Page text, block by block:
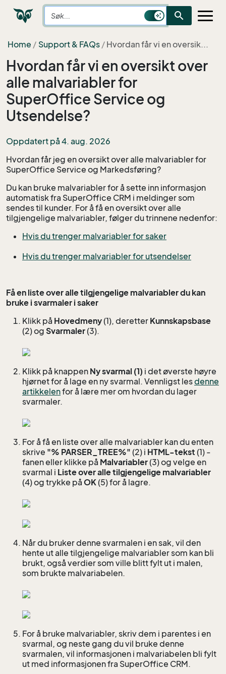
search
Home Support & FAQs Hvordan får vi en oversik...
Hvordan får vi en oversikt over
alle malvariabler for
SuperOffice Service og
Utsendelse?
Oppdatert på 4. aug. 2026
Hvordan får jeg en oversikt over alle malvariabler for
SuperOffice Service og Markedsføring?
Du kan bruke malvariabler for å sette inn informasjon
automatisk fra SuperOffice CRM i meldinger som
sendes til kunder. For å få en oversikt over alle
tilgjengelige malvariabler, følger du trinnene nedenfor:
Hvis du trenger malvariabler for saker
Hvis du trenger malvariabler for utsendelser
Få en liste over alle tilgjengelige malvariabler du kan
bruke i svarmaler i saker
Klikk på Hovedmeny(1), deretter Kunnskapsbase
(2) og Svarmaler(3).
Klikk på knappen Ny svarmal (1) i det øverste høyre
hjørnet for å lage en ny svarmal. Vennligst lesdenne
artikkelenfor å lære mer om hvordan du lager
svarmaler.
For å få en liste over alle malvariabler kan du enten
skrive "% PARSER_TREE%" (2) i HTML-tekst (1) -
fanen eller klikke på Malvariabler(3) og velge en
svarmal i Liste over alle tilgjengelige malvariabler
(4) og trykke på OK(5) for å lagre.
Når du bruker denne svarmalen i en sak, vil den
hente ut alle tilgjengelige malvariabler som kan bli
brukt, også verdier som ville blitt fylt ut i malen,
som brukte malvariabelen.
For å bruke malvariabler, skriv dem i parentes i en
svarmal, og neste gang du vil bruke denne
svarmalen, vil informasjonen i malvariabelen bli fylt
ut med informasjonen fra SuperOffice CRM.